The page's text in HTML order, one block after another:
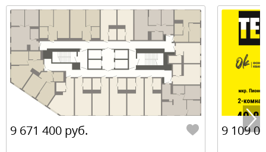
9 671 400 руб. 9 109